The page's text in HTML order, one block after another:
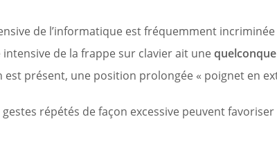
de l’informatique est fréquemment
de la frappe sur clavier ait une
est présent, une position prolongée « poignet en
gestes répétés de façon excessive peuvent